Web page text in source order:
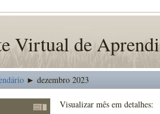
Virtual de
► dezembro 2023
Visualizar mês em detalhes: